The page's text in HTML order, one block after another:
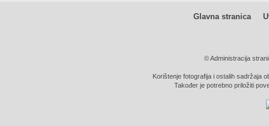
Glavna stranica
© Administracija
Korištenje fotografija i ostalih sadržaja
Također je potrebno priložiti